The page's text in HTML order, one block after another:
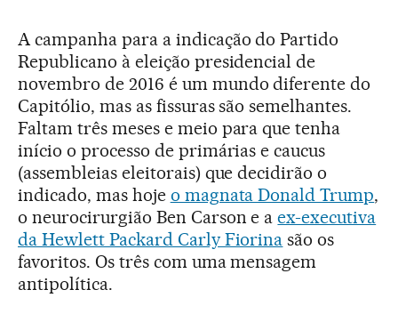
A campanha para a indicação do Partido
Republicano à eleição presidencial de
novembro de 2016 é um mundo diferente do
Capitólio, mas as fissuras são semelhantes.
Faltam três meses e meio para que tenha
início o processo de primárias e caucus
(assembleias eleitorais) que decidirão o
indicado, mas hoje o magnata Donald Trump,
o neurocirurgião Ben Carson e aex-executiva
da Hewlett Packard Carly Fiorina são os
favoritos. Os três com uma mensagem
antipolítica.